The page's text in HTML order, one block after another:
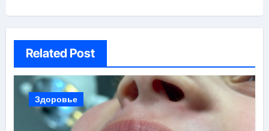
Related Post
Здоровье